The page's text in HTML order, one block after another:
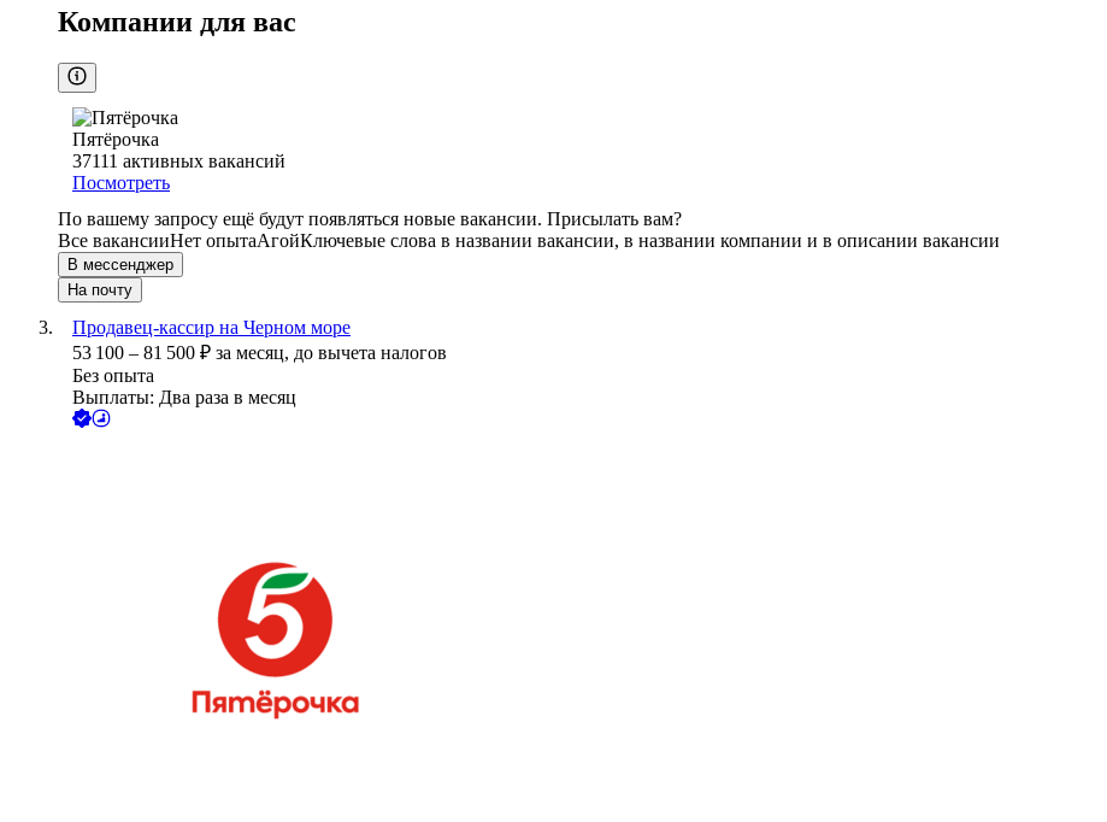
Компании для вас
Пятёрочка
37111 активных вакансий
Посмотреть
По вашему запросу ещё будут появляться новые вакансии. Присылать вам?
Все вакансииНет опытаАгойКлючевые слова в названии вакансии, в названии компании и в описании вакансии
В мессенджер
На почту
Продавец-кассир на Черном море
53 100 – 81 500 ₽ за месяц, до вычета налогов
Без опыта
Выплаты: Два раза в месяц